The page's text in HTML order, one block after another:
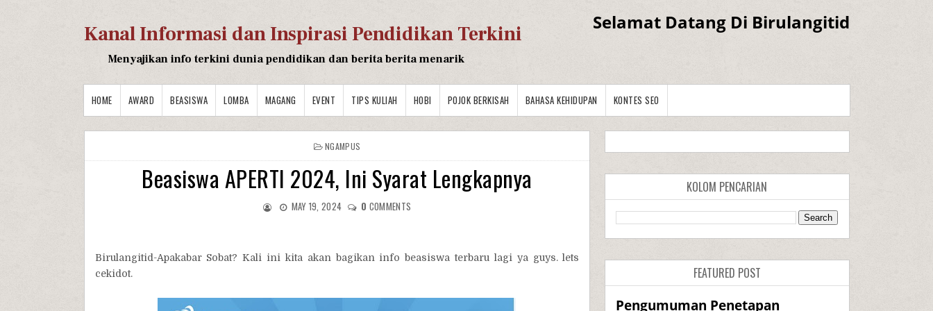
Kanal Informasi dan Inspirasi Pendidikan Terkini
Menyajikan info terkini dunia pendidikan dan berita berita menarik
Selamat Datang Di Birulangitid
HOME AWARD BEASISWA LOMBA MAGANG EVENT TIPS KULIAH HOBI POJOK BERKISAH BAHASA KEHIDUPAN KONTES SEO
NGAMPUS
Beasiswa APERTI 2024, Ini Syarat Lengkapnya
MAY 19, 2024 0 COMMENTS
Birulangitid-Apakabar Sobat? Kali ini kita akan bagikan info beasiswa terbaru lagi ya guys. lets
cekidot.
KOLOM PENCARIAN
FEATURED POST
Pengumuman Penetapan